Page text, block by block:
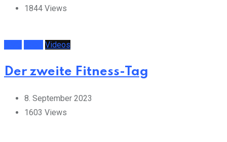
1844 Views
Videos
Der zweite Fitness-Tag
8. September 2023
1603 Views